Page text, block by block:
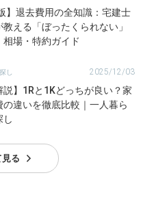
】退去費用の全知識：宅建士
教える「ぼったくられない」
相場・特約ガイド
し 2025/12/03
説】1Rと1Kどっちが良い？家
の違いを徹底比較｜一人暮ら
し
る